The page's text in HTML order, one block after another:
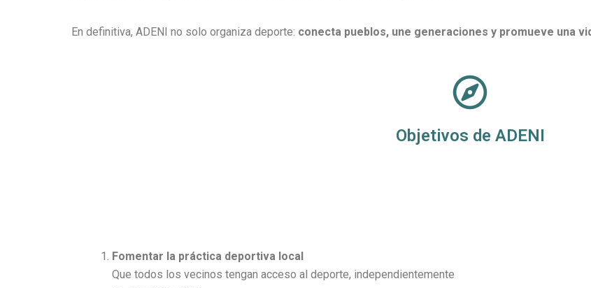
En definitiva, ADENI no solo organiza deporte: conecta pueblos, une generaciones y promueve una
Objetivos de ADENI
Fomentar la práctica deportiva local
Que todos los vecinos tengan acceso al deporte, independientemente